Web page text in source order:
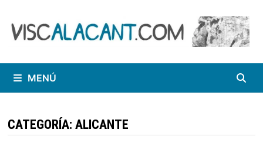
contenido
MENÚ
CATEGORÍA:ALICANTE